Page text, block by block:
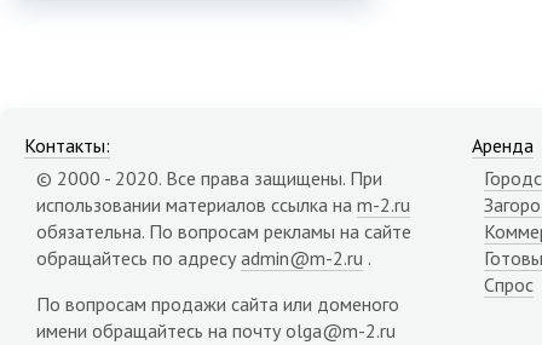
Контакты:
© 2000 - 2020. Все права защищены. При
использовании материалов ссылка на m-2.ru
обязательна. По вопросам рекламы на сайте
обращайтесь по адресу admin@m-2.ru .
По вопросам продажи сайта или доменого
имени обращайтесь на почту olga@m-2.ru
Аренда
Спрос